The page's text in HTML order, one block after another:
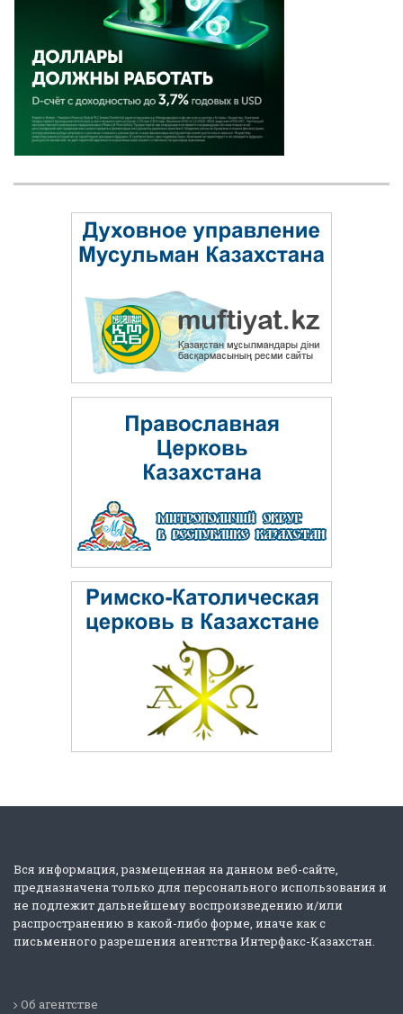
Вся информация, размещенная на данном веб-сайте,
предназначена только для персонального использования и
не подлежит дальнейшему воспроизведению и/или
распространению в какой-либо форме, иначе как с
письменного разрешения агентства Интерфакс-Казахстан.
Об агентстве